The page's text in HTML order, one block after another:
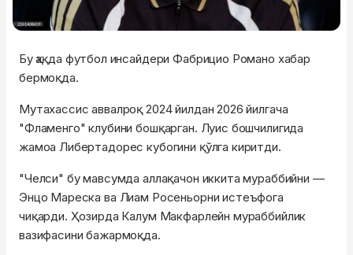
Бу ҳақда футбол инсайдери Фабрицио Романо хабар
бермоқда.
Мутахассис аввалроқ 2024 йилдан 2026 йилгача
"Фламенго" клубини бошқарган. Луис бошчилигида
жамоа Либертадорес кубогини қўлга киритди.
"Челси" бу мавсумда аллақачон иккита мураббийни —
Энцо Мареска ва Лиам Росеньорни истеъфога
чиқарди. Ҳозирда Калум Макфарлейн мураббийлик
вазифасини бажармоқда.